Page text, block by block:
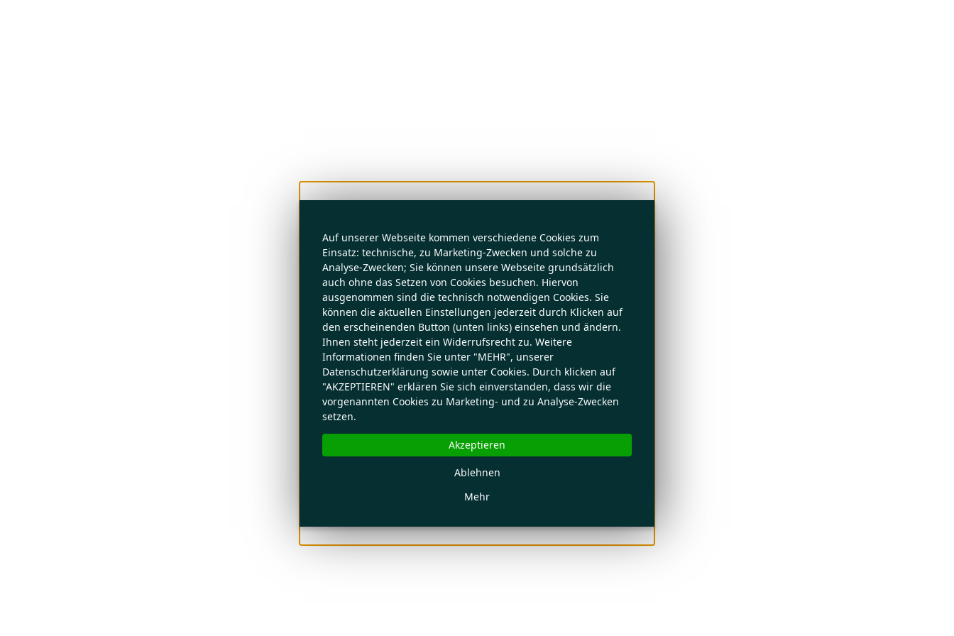
Auf unserer Webseite kommen verschiedene Cookies zum
Einsatz: technische, zu Marketing-Zwecken und solche zu
Analyse-Zwecken; Sie können unsere Webseite grundsätzlich
auch ohne das Setzen von Cookies besuchen. Hiervon
ausgenommen sind die technisch notwendigen Cookies. Sie
können die aktuellen Einstellungen jederzeit durch Klicken auf
den erscheinenden Button (unten links) einsehen und ändern.
Ihnen steht jederzeit ein Widerrufsrecht zu. Weitere
Informationen finden Sie unter "MEHR", unserer
Datenschutzerklärung sowie unter Cookies. Durch klicken auf
"AKZEPTIEREN" erklären Sie sich einverstanden, dass wir die
vorgenannten Cookies zu Marketing- und zu Analyse-Zwecken
setzen.
Mehr
Ablehnen
Akzeptieren